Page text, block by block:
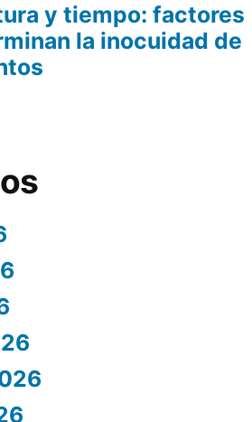
y tiempo: factores
la inocuidad de